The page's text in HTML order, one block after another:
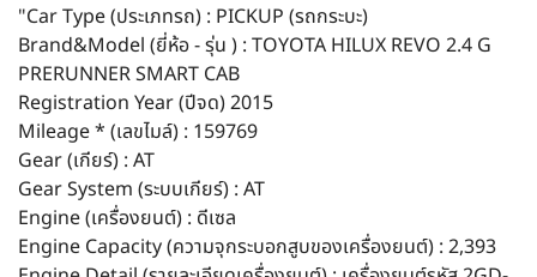
"Car Type (ประเภทรถ) : PICKUP (รถกระบะ)
Brand&Model (ยี่ห้อ - รุ่น ) : TOYOTA HILUX REVO 2.4 G
PRERUNNER SMART CAB
Registration Year (ปีจด) 2015
Mileage * (เลขไมล์) : 159769
Gear (เกียร์) : AT
Gear System (ระบบเกียร์) : AT
Engine (เครื่องยนต์) : ดีเซล
Engine Capacity (ความจุกระบอกสูบของเครื่องยนต์) : 2,393